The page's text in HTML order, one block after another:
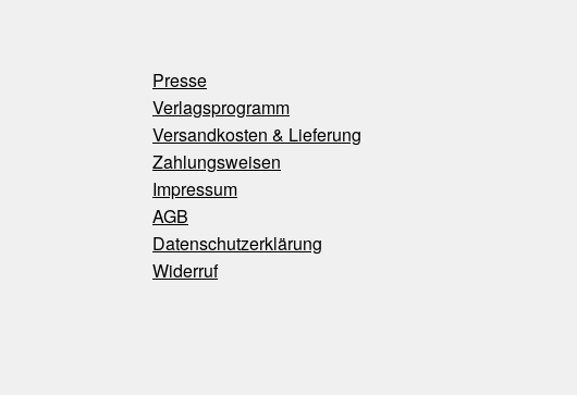
Presse
Verlagsprogramm
Versandkosten & Lieferung
Zahlungsweisen
Impressum
AGB
Datenschutzerklärung
Widerruf